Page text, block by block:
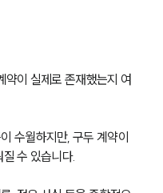
약이 실제로 존재했는지 여
수월하지만, 구두 계약이
수 있습니다.